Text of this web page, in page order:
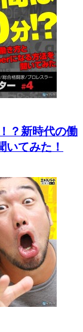
？新時代の働
いてみた！